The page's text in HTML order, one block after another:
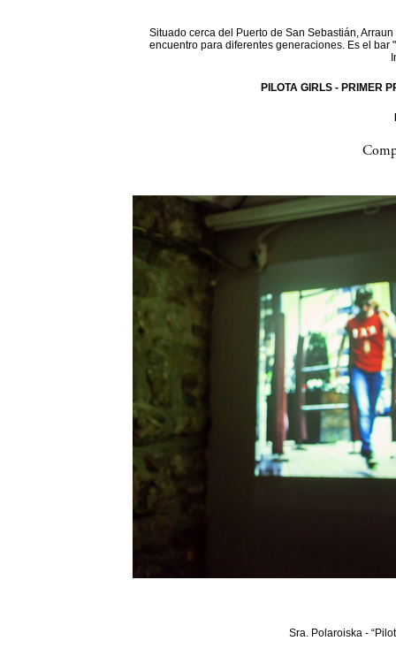
Situado cerca del Puerto de San Sebastián,
encuentro para diferentes generaciones. Es el
PILOTA GIRLS - PRIMER
Sra. Polaroiska -